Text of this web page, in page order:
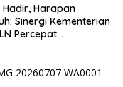
Hadir, Harapan
Sinergi Kementerian
Percepat